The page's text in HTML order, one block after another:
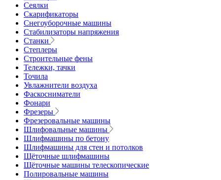
Сеялки
Скарификаторы
Снегоуборочные машины
Стабилизаторы напряжения
Станки
Степлеры
Строительные фены
Тележки, тачки
Точила
Увлажнители воздуха
Фаскосниматели
Фонари
Фрезеры
Фрезеровальные машины
Шлифовальные машины
Шлифмашины по бетону
Шлифмашины для стен и потолков
Щёточные шлифмашины
Щёточные машины телескопические
Полировальные машины